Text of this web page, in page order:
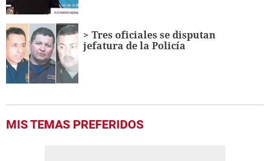
Tres oficiales se disputan
jefatura de la Policía
MIS TEMAS PREFERIDOS